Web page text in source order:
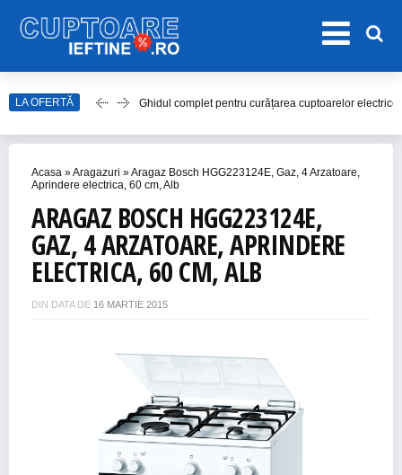
LA OFERTĂ Ghidul complet pentru curățarea cuptoarelor
Top 15 Modele de Aragaz cu Cuptor Electric în 2023
Top 10 Modele de Plită cu Inducție
Acasa »Aragazuri »Aragaz Bosch HGG223124E, Gaz, 4 Arzatoare,
Aprindere electrica, 60 cm, Alb
ARAGAZ BOSCH HGG223124E,
GAZ, 4 ARZATOARE, APRINDERE
ELECTRICA, 60 CM, ALB
DIN DATA DE 16 MARTIE 2015